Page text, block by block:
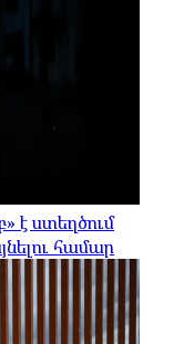
է ստեղծում
համար